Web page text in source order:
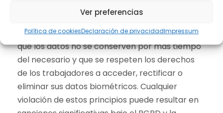
Ver preferencias
Política de cookiesDeclaración de privacidadImpressum
tomen todas las medidas necesarias para
prevenir el acceso no autorizado, la divulgación
o la alteración. Además, deben asegurarse de
que los datos no se conserven por más tiempo
del necesario y que se respeten los derechos
de los trabajadores a acceder, rectificar o
eliminar sus datos biométricos. Cualquier
violación de estos principios puede resultar en